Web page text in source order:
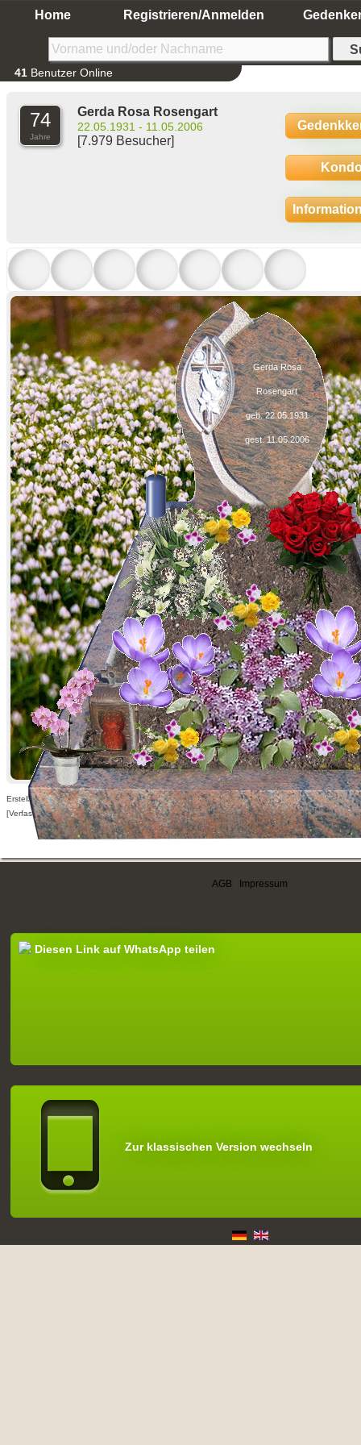
Home Registrieren/Anmelden
41 Benutzer Online
74
Jahre
Gerda Rosa Rosengart
22.05.1931 - 11.05.2006
[7.979 Besucher]
Gerda Rosa
Rosengart
geb. 22.05.1931
gest. 11.05.2006
Erstellt am 13.05.2013,
[Verfasser nur für angemeldete Benutzer sichtbar]
AGB Impressum
Diesen Link auf WhatsApp teilen
Zur klassischen Version wechseln